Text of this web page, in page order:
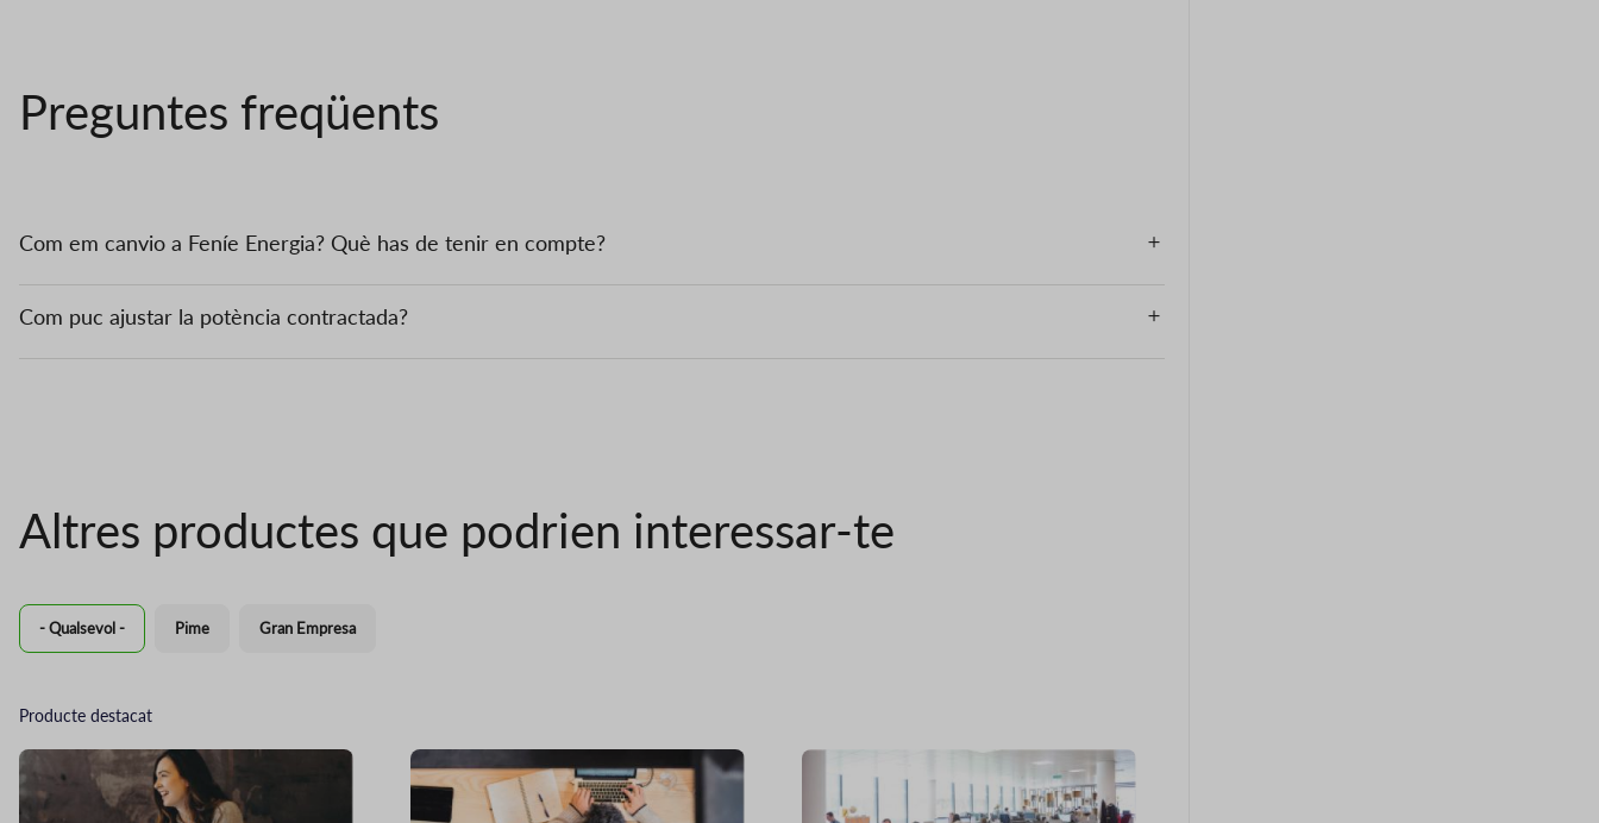
Preguntes freqüents
Com em canvio a Feníe Energia? Què has de tenir en compte?
Com puc ajustar la potència contractada?
Altres productes que podrien interessar-te
- Qualsevol - Pime Gran Empresa
Producte destacat
Imatge Imatge Imatge